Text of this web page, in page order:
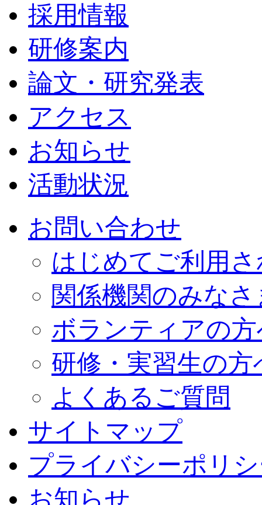
採用情報
研修案内
論文・研究発表
アクセス
お知らせ
活動状況
お問い合わせ
はじめてご利用
関係機関のみな
ボランティアの
研修・実習生の方
よくあるご質問
サイトマップ
プライバシーポリ
お知らせ